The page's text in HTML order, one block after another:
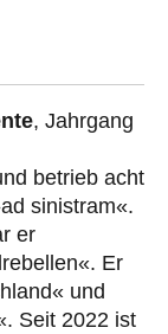
, Jahrgang
betrieb acht
sinistram«.
er
Er
und
Seit 2022 ist